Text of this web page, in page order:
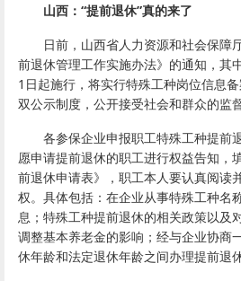
山西：“提前退休”真的来了
日前，山西省人力资源和社会保障
前退休管理工作实施办法》的通知，其
1日起施行，将实行特殊工种岗位信息
双公示制度，公开接受社会和群众的监督
各参保企业申报职工特殊工种提前
愿申请提前退休的职工进行权益告知，
前退休申请表》，职工本人要认真阅读
权。具体包括：在企业从事特殊工种名
息；特殊工种提前退休的相关政策以及
调整基本养老金的影响；经与企业协商
休年龄和法定退休年龄之间办理提前退